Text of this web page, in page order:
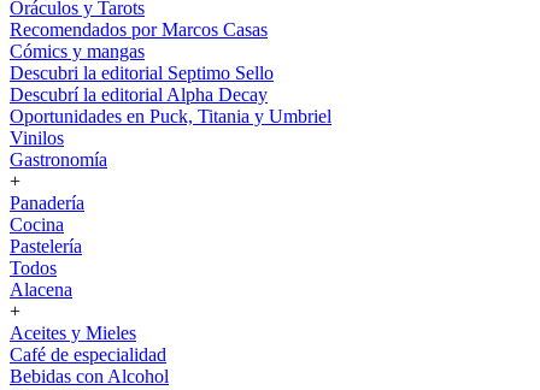
Oráculos y Tarots
Recomendados por Marcos Casas
Cómics y mangas
Descubri la editorial Septimo Sello
Descubrí la editorial Alpha Decay
Oportunidades en Puck, Titania y Umbriel
Vinilos
Gastronomía
+
Panadería
Cocina
Pastelería
Todos
Alacena
+
Aceites y Mieles
Café de especialidad
Bebidas con Alcohol